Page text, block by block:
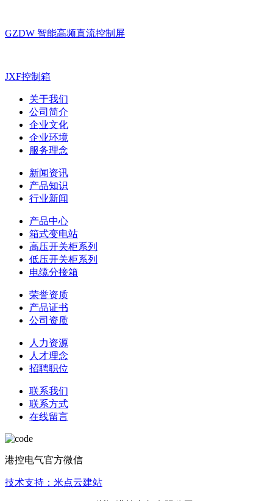
GZDW 智能高频直流控制屏
JXF控制箱
关于我们
公司简介
企业文化
企业环境
服务理念
新闻资讯
产品知识
行业新闻
产品中心
箱式变电站
高压开关柜系列
低压开关柜系列
电缆分接箱
荣誉资质
产品证书
公司资质
人力资源
人才理念
招聘职位
联系我们
联系方式
在线留言
港控电气官方微信
技术支持：米点云建站